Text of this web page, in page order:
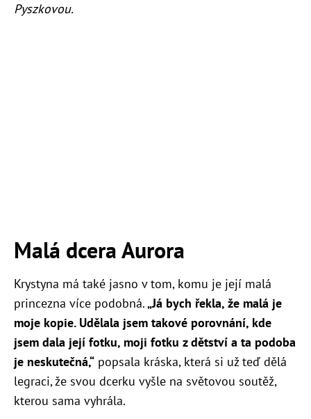
Pyszkovou.
Malá dcera Aurora
Krystyna má také jasno v tom, komu je její malá
princezna více podobná.„Já bych řekla, že malá je
moje kopie. Udělala jsem takové porovnání, kde
jsem dala její fotku, moji fotku z dětství a ta podoba
je neskutečná,“ popsala kráska, která si už teď dělá
legraci, že svou dcerku vyšle na světovou soutěž,
kterou sama vyhrála.